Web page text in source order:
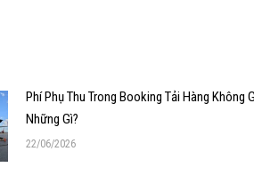
Phí Phụ Thu Trong Booking Tải Hàng Không
Những Gì?
22/06/2026